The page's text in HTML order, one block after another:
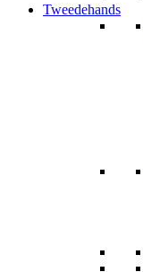
Tweedehands